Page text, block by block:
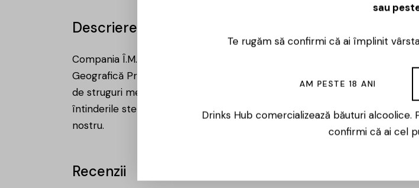
Descriere
Compania Î.M. VINIA TRAIAN SA a fost fondată în anul 1975 și se
Geografică Protejată „Valul lui Traian” – cea mai sudica regiune
de struguri merită să fie nu doar o băutură, ci un Fenomen în viața unei
întinderile stepei Bugeac și investim în producerea lui nu numai tradițiile
nostru.
Recenzii
sau
Te rugăm să confirmi că ai împlinit
AM PESTE 18 ANI
Drinks Hub comercializează băuturi
confirmi că ai cel